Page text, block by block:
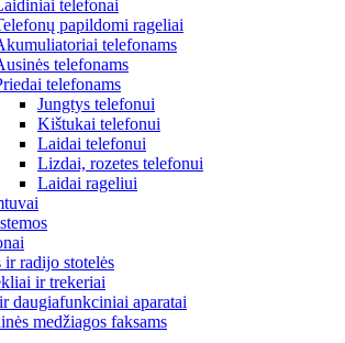
telefonai
papildomi rageliai
telefonams
telefonams
telefonams
Jungtys telefonui
Kištukai telefonui
Laidai telefonui
Lizdai, rozetes telefonui
Laidai rageliui
ir radijo stotelės
ir trekeriai
daugiafunkciniai aparatai
medžiagos faksams